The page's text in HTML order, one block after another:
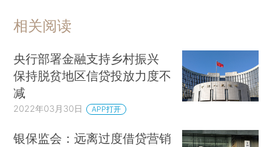
相关阅读
央行部署金融支持乡村振兴
保持脱贫地区信贷投放力度不
减
2022年03月30日 APP打开
银保监会：远离过度借贷营销